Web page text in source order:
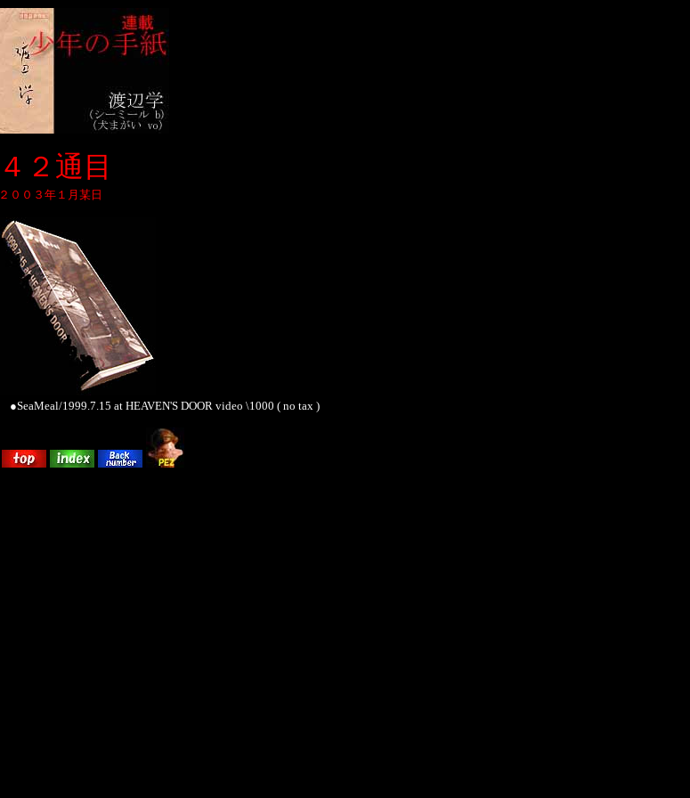
４２通目
２００３年１月某日
●SeaMeal/1999.7.15 at HEAVEN'S DOOR video \1000 ( no tax )